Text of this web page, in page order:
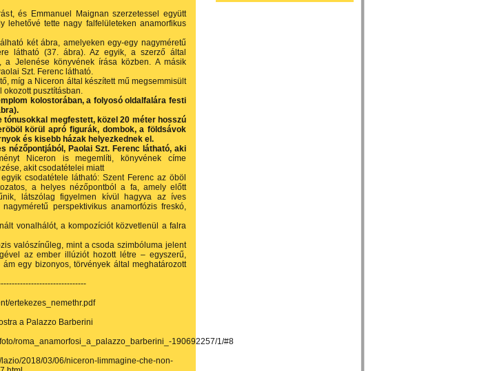
és Emmanuel Maignan szerzetessel együtt
lehetővé tette nagy falfelületeken anamorfikus
két ábra, amelyeken egy-egy nagyméretű
látható (37. ábra). Az egyik, a szerző által
a Jelenése könyvének írása közben. A másik
Szt. Ferenc látható.
míg a Niceron által készített mű megsemmisült
okozott pusztításban.
kolostorában, a folyosó oldalfalára festi
megfestett, közel 20 méter hosszú
körül apró figurák, dombok, a földsávok
és kisebb házak helyezkednek el.
nézőpontjából, Paolai Szt. Ferenc látható, aki
Niceron is megemlíti, könyvének címe
akit csodatételei miatt
csodatétele látható: Szent Ferenc az öböl
a helyes nézőpontból a fa, amely előtt
látszólag figyelmen kívül hagyva az íves
perspektivikus anamorfózis freskó,
vonalhálót, a kompozíciót közvetlenül a falra
valószínűleg, mint a csoda szimbóluma jelent
az ember illúziót hozott létre – egyszerű,
egy bizonyos, törvények által meghatározott
ertekezes_nemethr.pdf
a Palazzo Barberini
roma_anamorfosi_a_palazzo_barberini_-190692257/1/#8
2018/03/06/niceron-limmagine-che-non-